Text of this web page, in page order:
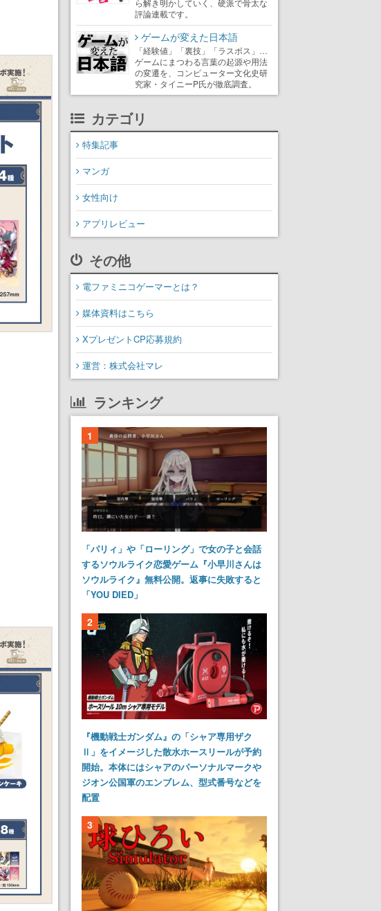
ら解き明かしていく、硬派で骨太な
評論連載です。
ゲームが変えた日本語
「経験値」「裏技」「ラスボス」…
ゲームにまつわる言葉の起源や用法
の変遷を、コンピューター文化史研
究家・タイニーP氏が徹底調査。
カテゴリ
特集記事
マンガ
女性向け
アプリレビュー
その他
電ファミニコゲーマーとは？
媒体資料はこちら
XプレゼントCP応募規約
運営：株式会社マレ
ランキング
1
「パリィ」や「ローリング」で女の子と会話
するソウルライク恋愛ゲーム『小早川さんは
ソウルライク』無料公開。返事に失敗すると
「YOU DIED」
2
『機動戦士ガンダム』の「シャア専用ザク
Ⅱ」をイメージした散水ホースリールが予約
開始。本体にはシャアのパーソナルマークや
ジオン公国軍のエンブレム、型式番号などを
配置
3